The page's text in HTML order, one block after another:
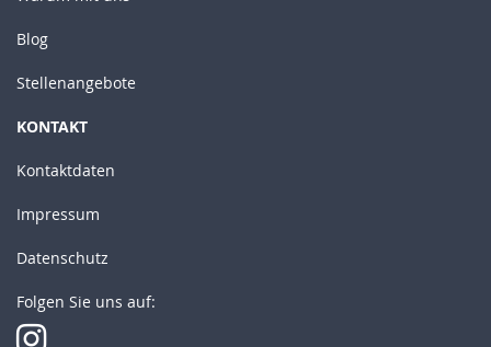
Blog
Stellenangebote
KONTAKT
Kontaktdaten
Impressum
Datenschutz
Folgen Sie uns auf: